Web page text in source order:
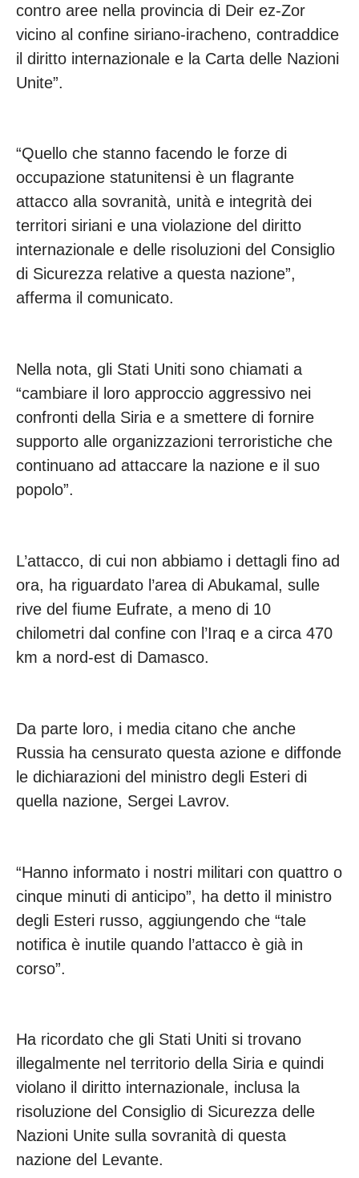
contro aree nella provincia di Deir ez-Zor
vicino al confine siriano-iracheno, contraddice
il diritto internazionale e la Carta delle Nazioni
Unite”.
“Quello che stanno facendo le forze di
occupazione statunitensi è un flagrante
attacco alla sovranità, unità e integrità dei
territori siriani e una violazione del diritto
internazionale e delle risoluzioni del Consiglio
di Sicurezza relative a questa nazione”,
afferma il comunicato.
Nella nota, gli Stati Uniti sono chiamati a
“cambiare il loro approccio aggressivo nei
confronti della Siria e a smettere di fornire
supporto alle organizzazioni terroristiche che
continuano ad attaccare la nazione e il suo
popolo”.
L’attacco, di cui non abbiamo i dettagli fino ad
ora, ha riguardato l’area di Abukamal, sulle
rive del fiume Eufrate, a meno di 10
chilometri dal confine con l’Iraq e a circa 470
km a nord-est di Damasco.
Da parte loro, i media citano che anche
Russia ha censurato questa azione e diffonde
le dichiarazioni del ministro degli Esteri di
quella nazione, Sergei Lavrov.
“Hanno informato i nostri militari con quattro o
cinque minuti di anticipo”, ha detto il ministro
degli Esteri russo, aggiungendo che “tale
notifica è inutile quando l’attacco è già in
corso”.
Ha ricordato che gli Stati Uniti si trovano
illegalmente nel territorio della Siria e quindi
violano il diritto internazionale, inclusa la
risoluzione del Consiglio di Sicurezza delle
Nazioni Unite sulla sovranità di questa
nazione del Levante.